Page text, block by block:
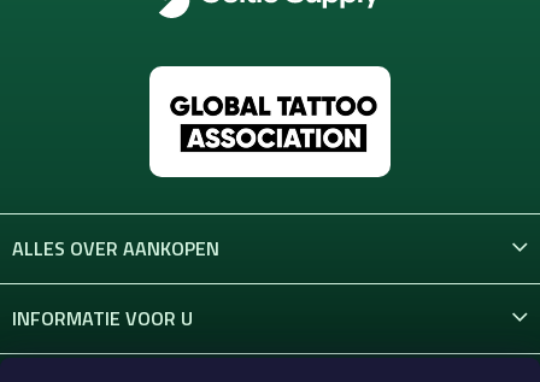
ALLES OVER AANKOPEN
INFORMATIE VOOR U